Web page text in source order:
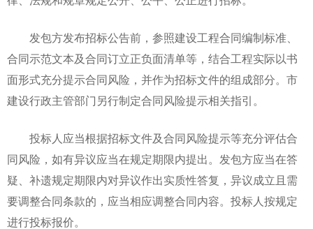
发包方发布招标公告前，参照建设工程合同编制标准、
合同示范文本及合同订立正负面清单等，结合工程实际以书
面形式充分提示合同风险，并作为招标文件的组成部分。市
建设行政主管部门另行制定合同风险提示相关指引。
投标人应当根据招标文件及合同风险提示等充分评估合
同风险，如有异议应当在规定期限内提出。发包方应当在答
疑、补遗规定期限内对异议作出实质性答复，异议成立且需
要调整合同条款的，应当相应调整合同内容。投标人按规定
进行投标报价。